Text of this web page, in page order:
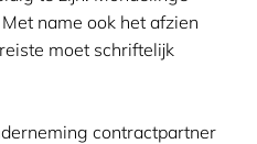
name ook het afzien
moet schriftelijk
contractpartner